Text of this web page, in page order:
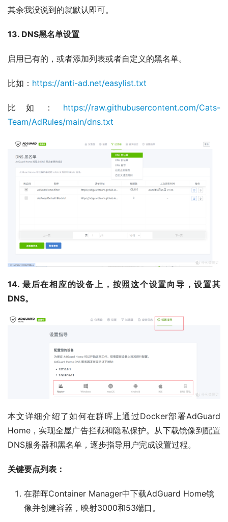
其余我没说到的就默认即可。
13. DNS黑名单设置
启用已有的，或者添加列表或者自定义的黑名单。
比如： https://anti-ad.net/easylist.txt
比如： https://raw.githubusercontent.com/Cats-
Team/AdRules/main/dns.txt
14. 最后在相应的设备上，按照这个设置向导，设置其
DNS。
本文详细介绍了如何在群晖上通过Docker部署AdGuard
Home，实现全屋广告拦截和隐私保护。从下载镜像到配置
DNS服务器和黑名单，逐步指导用户完成设置过程。
关键要点列表：
在群晖Container Manager中下载AdGuard Home镜
像并创建容器，映射3000和53端口。